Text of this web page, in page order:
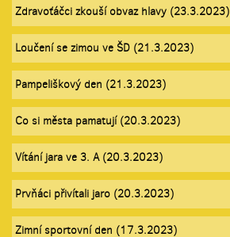
Zdravoťáčci zkouší obvaz hlavy (23.3.2023)
Loučení se zimou ve ŠD (21.3.2023)
Pampeliškový den (21.3.2023)
Co si města pamatují (20.3.2023)
Vítání jara ve 3. A (20.3.2023)
Prvňáci přivítali jaro (20.3.2023)
Zimní sportovní den (17.3.2023)